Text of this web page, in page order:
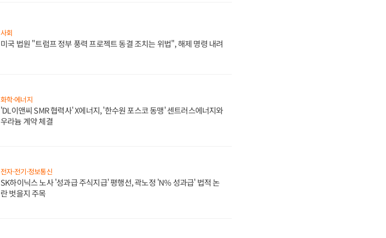
사회
미국 법원 "트럼프 정부 풍력 프로젝트 동결 조치는 위법", 해제 명령 내려
화학·에너지
'DL이앤씨 SMR 협력사' X에너지, '한수원 포스코 동맹' 센트러스에너지와
우라늄 계약 체결
전자·전기·정보통신
SK하이닉스 노사 '성과급 주식지급' 평행선, 곽노정 'N% 성과급' 법적 논
란 벗을지 주목